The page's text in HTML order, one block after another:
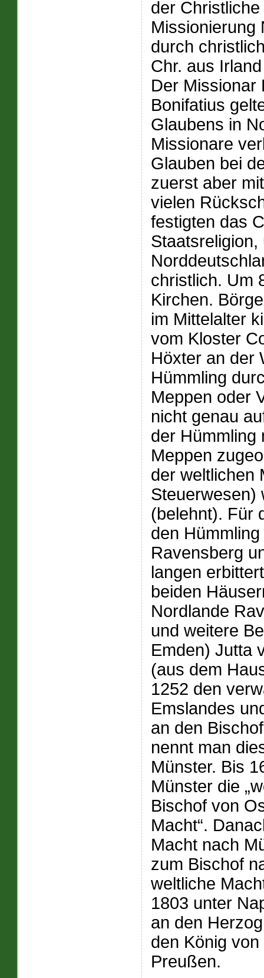
der
Missionierung
durch
Chr. aus
Der Missionar
Bonifatius
Glaubens in
Missionare
Glauben bei
zuerst aber
vielen
festigten das
christlich. Um
Kirchen.
im Mittelalter
vom Kloster
Höxter an der
Hümmling
Meppen oder
nicht genau
der Hümmling
Meppen
der weltlichen
Steuerwesen)
(belehnt). Für
den
Ravensberg
langen
beiden
Nordlande
und weitere
Emden) Jutta
(aus dem
1252 den
Emslandes
an den
nennt man
Münster. Bis
Münster die
Bischof von
Macht“.
Macht nach
zum Bischof
weltliche
1803 unter
an den
den König
Preußen.